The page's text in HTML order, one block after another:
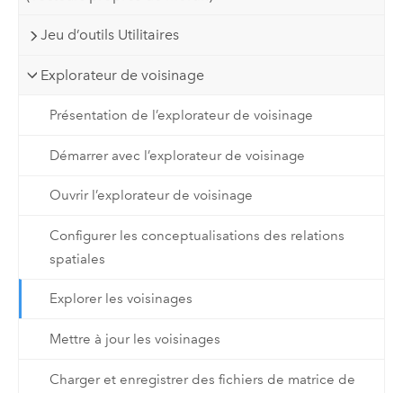
Jeu d’outils Utilitaires
Explorateur de voisinage
Présentation de l’explorateur de voisinage
Démarrer avec l’explorateur de voisinage
Ouvrir l’explorateur de voisinage
Configurer les conceptualisations des relations
spatiales
Explorer les voisinages
Mettre à jour les voisinages
Charger et enregistrer des fichiers de matrice de